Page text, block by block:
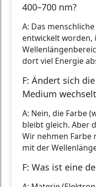
400–700 nm?
A: Das
entwickelt worden,
dort viel Energie
F: Ändert sich
Medium
A: Nein, die Farbe
bleibt gleich. Aber
Wir nehmen Farbe
mit der
F: Was ist eine